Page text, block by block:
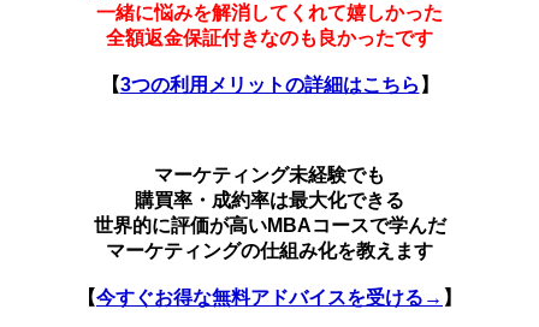
一緒に悩みを解消してくれて嬉しかった
全額返金保証付きなのも良かったです
【3つの利用メリットの詳細はこちら 】
マーケティング未経験でも
購買率・成約率は最大化できる
世界的に評価が高いMBAコースで学んだ
マーケティングの仕組み化を教えます
【今すぐお得な無料アドバイスを受ける→ 】